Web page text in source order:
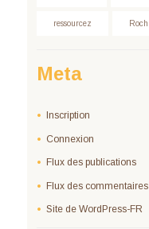
ressourcez Roch
Meta
Inscription
Connexion
Flux des publications
Flux des commentaires
Site de WordPress-FR